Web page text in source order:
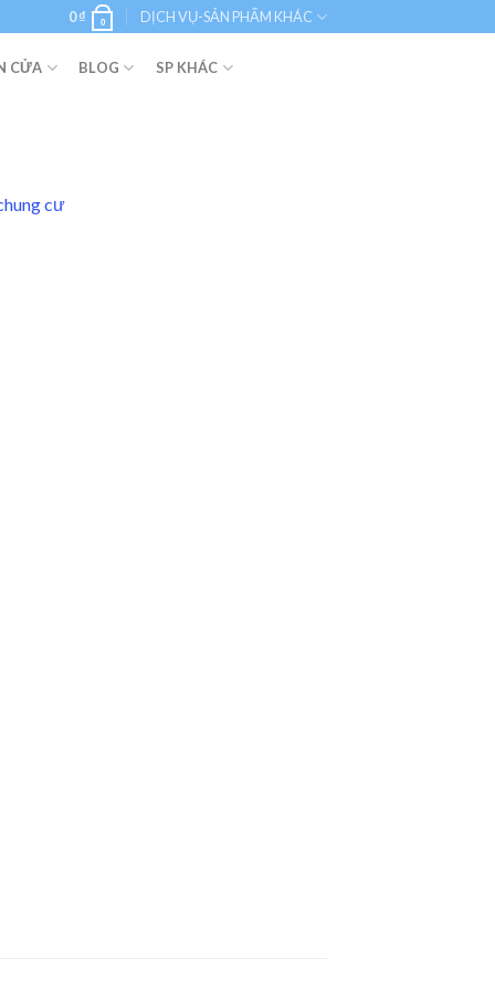
0₫ 0 DỊCH VỤ-SẢN PHẨM KHÁC
CỬA BLOG SP KHÁC
cư